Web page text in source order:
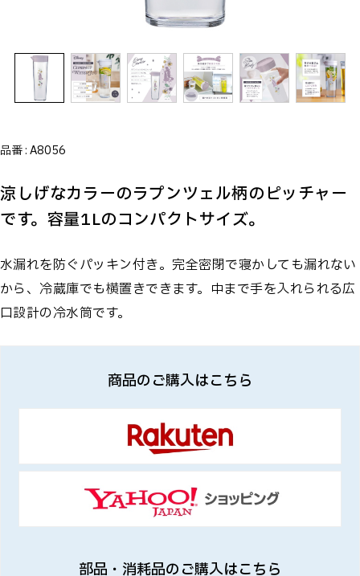
品番 :A8056
涼しげなカラーのラプンツェル柄のピッチャー
です。容量1Lのコンパクトサイズ。
水漏れを防ぐパッキン付き。完全密閉で寝かしても漏れない
から、冷蔵庫でも横置きできます。中まで手を入れられる広
口設計の冷水筒です。
商品のご購入はこちら
部品・消耗品のご購入はこちら